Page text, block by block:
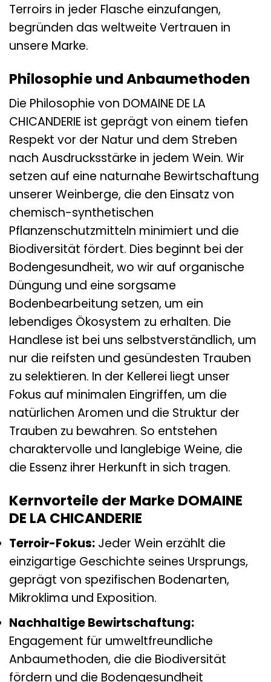
Terroirs in jeder Flasche einzufangen,
begründen das weltweite Vertrauen in
unsere Marke.
Philosophie und Anbaumethoden
Die Philosophie von DOMAINE DE LA
CHICANDERIE ist geprägt von einem tiefen
Respekt vor der Natur und dem Streben
nach Ausdrucksstärke in jedem Wein. Wir
setzen auf eine naturnahe Bewirtschaftung
unserer Weinberge, die den Einsatz von
chemisch-synthetischen
Pflanzenschutzmitteln minimiert und die
Biodiversität fördert. Dies beginnt bei der
Bodengesundheit, wo wir auf organische
Düngung und eine sorgsame
Bodenbearbeitung setzen, um ein
lebendiges Ökosystem zu erhalten. Die
Handlese ist bei uns selbstverständlich, um
nur die reifsten und gesündesten Trauben
zu selektieren. In der Kellerei liegt unser
Fokus auf minimalen Eingriffen, um die
natürlichen Aromen und die Struktur der
Trauben zu bewahren. So entstehen
charaktervolle und langlebige Weine, die
die Essenz ihrer Herkunft in sich tragen.
Kernvorteile der Marke DOMAINE
DE LA CHICANDERIE
Terroir-Fokus: Jeder Wein erzählt die
einzigartige Geschichte seines Ursprungs,
geprägt von spezifischen Bodenarten,
Mikroklima und Exposition.
Nachhaltige Bewirtschaftung:
Engagement für umweltfreundliche
Anbaumethoden, die die Biodiversität
fördern und die Bodengesundheit